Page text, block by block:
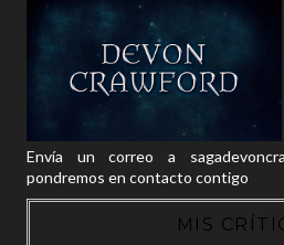
Envía un correo a
pondremos en contacto contigo
MIS